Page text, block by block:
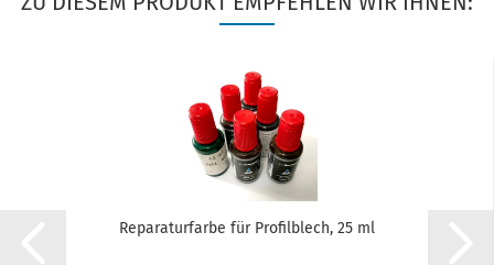
Reparaturfarbe für Profilblech, 25 ml